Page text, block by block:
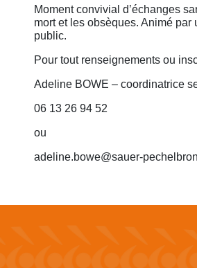
Moment convivial d’échanges
mort et les obsèques. Animé
public.
Pour tout renseignements ou
Adeline BOWE – coordinatrice
06 13 26 94 52
ou
adeline.bowe@sauer-